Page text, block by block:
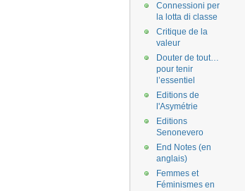
Connessioni per
la lotta di classe
Critique de la
valeur
Douter de tout…
pour tenir
l’essentiel
Editions de
l'Asymétrie
Editions
Senonevero
End Notes (en
anglais)
Femmes et
Féminismes en